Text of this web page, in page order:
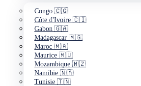
Congo 🇨🇬
Côte d'Ivoire 🇨🇮
Gabon 🇬🇦
Madagascar 🇲🇬
Maroc 🇲🇦
Maurice 🇲🇺
Mozambique 🇲🇿
Namibie 🇳🇦
Tunisie 🇹🇳